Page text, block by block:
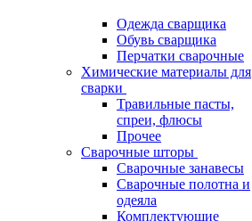
Одежда сварщика
Обувь сварщика
Перчатки сварочные
Химические материалы для
сварки
Травильные пасты,
спреи, флюсы
Прочее
Сварочные шторы
Сварочные занавесы
Сварочные полотна и
одеяла
Комплектующие